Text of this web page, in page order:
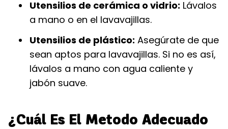
Utensilios de cerámica o vidrio: Lávalos
a mano o en el lavavajillas.
Utensilios de plástico: Asegúrate de que
sean aptos para lavavajillas. Si no es así,
lávalos a mano con agua caliente y
jabón suave.
¿Cuál Es El Metodo Adecuado